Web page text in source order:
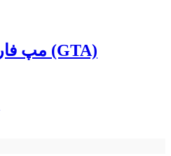
مپ فارسی ساز فایوام (GTA)